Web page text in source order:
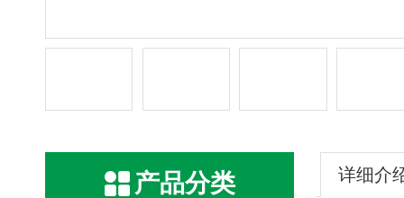
产品分类 详细介